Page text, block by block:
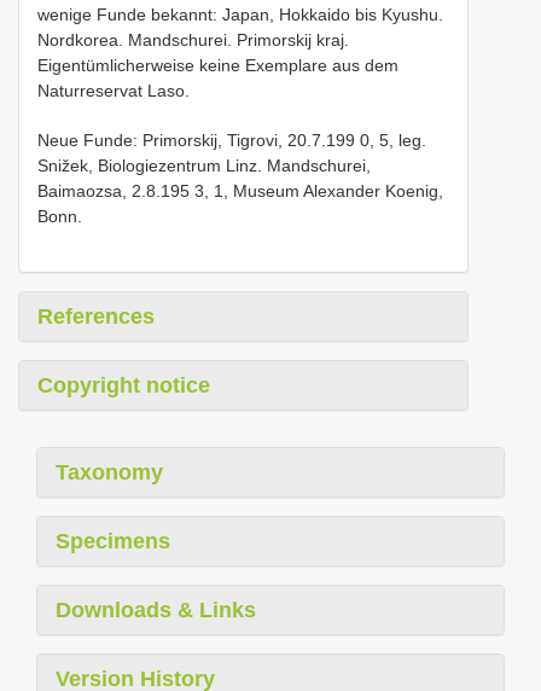
wenige Funde bekannt: Japan, Hokkaido bis Kyushu.
Nordkorea. Mandschurei. Primorskij kraj.
Eigentümlicherweise keine Exemplare aus dem
Naturreservat Laso.
Neue Funde: Primorskij, Tigrovi, 20.7.199 0, 5, leg.
Snižek, Biologiezentrum Linz. Mandschurei,
Baimaozsa, 2.8.195 3, 1, Museum Alexander Koenig,
Bonn.
References
Copyright notice
Taxonomy
Specimens
Downloads & Links
Version History